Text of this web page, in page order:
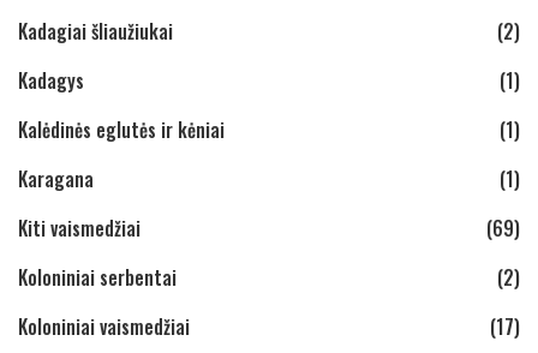
Kadagiai šliaužiukai
(2)
Kadagys
(1)
Kalėdinės eglutės ir kėniai
(1)
Karagana
(1)
Kiti vaismedžiai
(69)
Koloniniai serbentai
(2)
Koloniniai vaismedžiai
(17)